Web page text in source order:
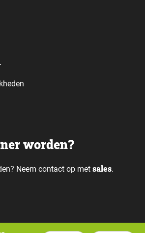
worden?
Neem contact op met sales.